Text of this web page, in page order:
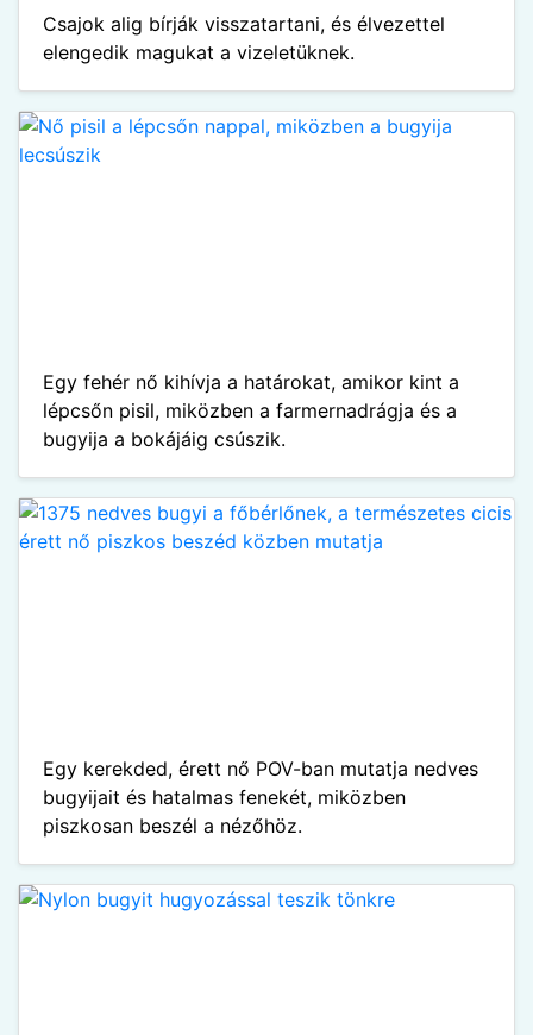
Csajok alig bírják visszatartani, és élvezettel
elengedik magukat a vizeletüknek.
Egy fehér nő kihívja a határokat, amikor kint a
lépcsőn pisil, miközben a farmernadrágja és a
bugyija a bokájáig csúszik.
Egy kerekded, érett nő POV-ban mutatja nedves
bugyijait és hatalmas fenekét, miközben
piszkosan beszél a nézőhöz.